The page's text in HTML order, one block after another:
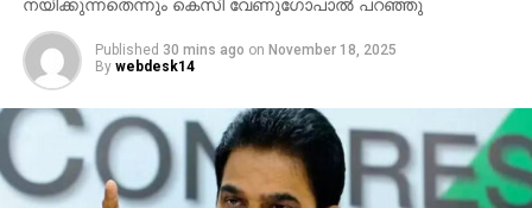
നയിക്കുന്നതെന്നും കെസി വേണുഗോപാല്‍ പറഞ്ഞു
Published 30 mins ago on November 18, 2025
By webdesk14